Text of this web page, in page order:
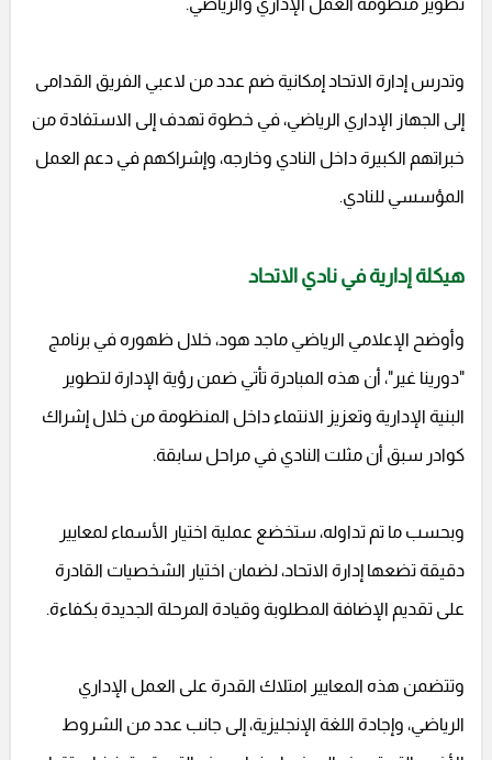
وتدرس إدارة الاتحاد إمكانية ضم عدد من لاعبي الفريق القدامى
إلى الجهاز الإداري الرياضي، في خطوة تهدف إلى الاستفادة من
خبراتهم الكبيرة داخل النادي وخارجه، وإشراكهم في دعم العمل
المؤسسي للنادي.
هيكلة إدارية في نادي الاتحاد
وأوضح الإعلامي الرياضي ماجد هود، خلال ظهوره في برنامج
"دورينا غير"، أن هذه المبادرة تأتي ضمن رؤية الإدارة لتطوير
البنية الإدارية وتعزيز الانتماء داخل المنظومة من خلال إشراك
كوادر سبق أن مثلت النادي في مراحل سابقة.
وبحسب ما تم تداوله، ستخضع عملية اختيار الأسماء لمعايير
دقيقة تضعها إدارة الاتحاد، لضمان اختيار الشخصيات القادرة
على تقديم الإضافة المطلوبة وقيادة المرحلة الجديدة بكفاءة.
وتتضمن هذه المعايير امتلاك القدرة على العمل الإداري
الرياضي، وإجادة اللغة الإنجليزية، إلى جانب عدد من الشروط